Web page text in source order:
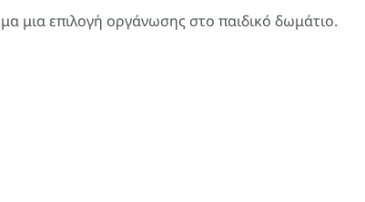
μια επιλογή οργάνωσης στο παιδικό δωμάτιο.